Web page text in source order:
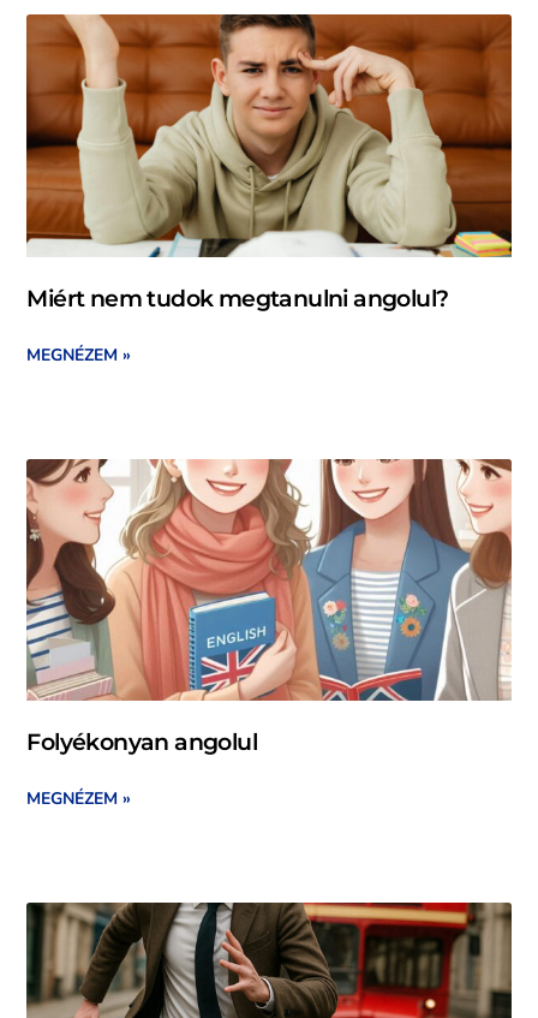
Miért nem tudok megtanulni angolul?
MEGNÉZEM »
Folyékonyan angolul
MEGNÉZEM »